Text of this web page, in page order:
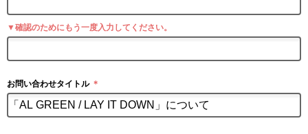
▼確認のためにもう一度入力してください。
お問い合わせタイトル ＊